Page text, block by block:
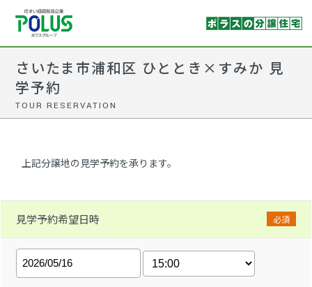
さいたま市浦和区 ひととき×すみか 見
学予約
TOUR RESERVATION
上記分譲地の見学予約を承ります。
見学予約希望日時 必須